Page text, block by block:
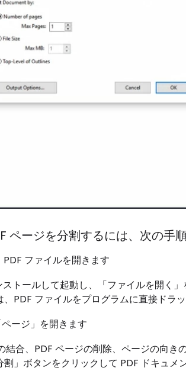
ージを分割するには、次の手
ファイルを開きます
トールして起動し、「ファイルを開く
PDF ファイルをプログラムに直接ドラ
ージ」を開きます
結合、PDF ページの削除、ページの向き
」ボタンをクリックして PDF ドキュメ